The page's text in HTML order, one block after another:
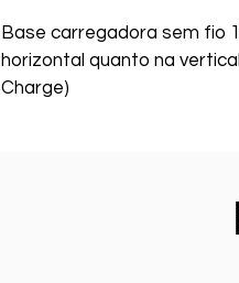
Base carregadora sem fio
horizontal quanto na
Charge)